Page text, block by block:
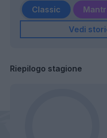
Classic
Vedi
Riepilogo stagione